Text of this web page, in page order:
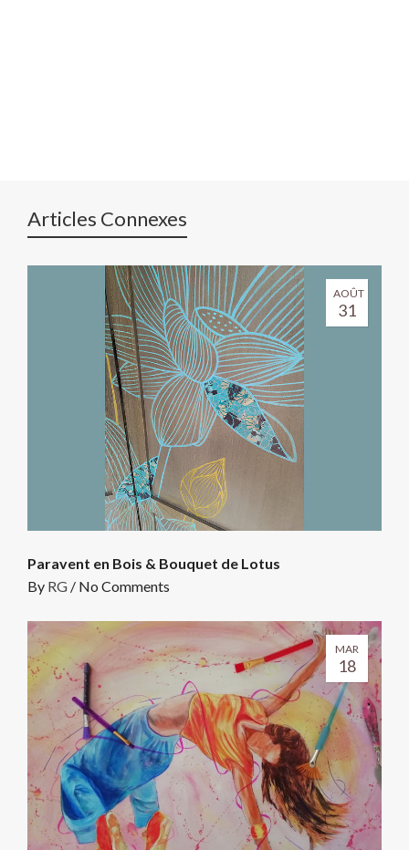
Articles Connexes
AOÛT
31
Paravent en Bois & Bouquet de Lotus
By RG / No Comments
MAR
18